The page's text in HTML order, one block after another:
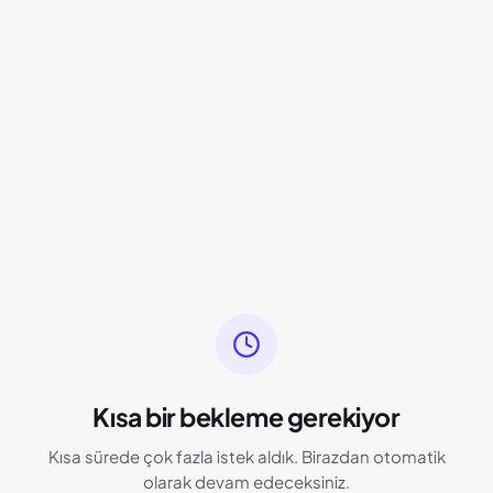
Kısa bir bekleme gerekiyor
Kısa sürede çok fazla istek aldık. Birazdan otomatik
olarak devam edeceksiniz.